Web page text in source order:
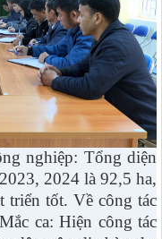
nghiệp: Tổng diện
2024 là 92,5 ha,
triển tốt. Về công tác
ca: Hiện công tác